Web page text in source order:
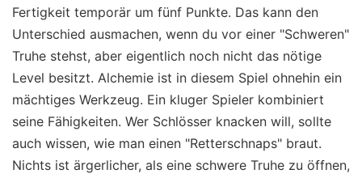
Fertigkeit temporär um fünf Punkte. Das kann den
Unterschied ausmachen, wenn du vor einer "Schweren"
Truhe stehst, aber eigentlich noch nicht das nötige
Level besitzt. Alchemie ist in diesem Spiel ohnehin ein
mächtiges Werkzeug. Ein kluger Spieler kombiniert
seine Fähigkeiten. Wer Schlösser knacken will, sollte
auch wissen, wie man einen "Retterschnaps" braut.
Nichts ist ärgerlicher, als eine schwere Truhe zu öffnen,